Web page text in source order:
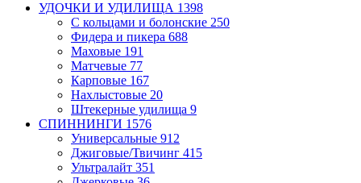
УДОЧКИ И УДИЛИЩА 1398
С кольцами и болонские 250
Фидера и пикера 688
Маховые 191
Матчевые 77
Карповые 167
Нахлыстовые 20
Штекерные удилища 9
СПИННИНГИ 1576
Универсальные 912
Джиговые/Твичинг 415
Ультралайт 351